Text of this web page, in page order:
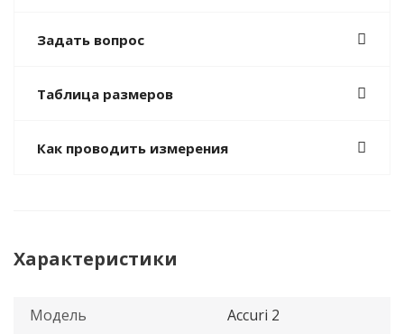
Задать вопрос
Таблица размеров
Как проводить измерения
Характеристики
Модель Accuri 2